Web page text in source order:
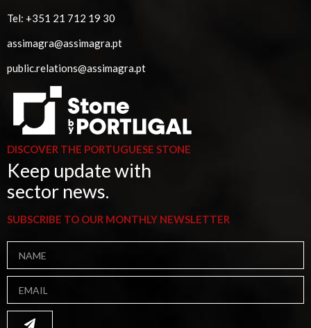
Tel: +351 21 712 19 30
assimagra@assimagra.pt
public.relations@assimagra.pt
DISCOVER THE PORTUGUESE STONE
Keep update with
sector news.
SUBSCRIBE TO OUR MONTHLY NEWSLETTER